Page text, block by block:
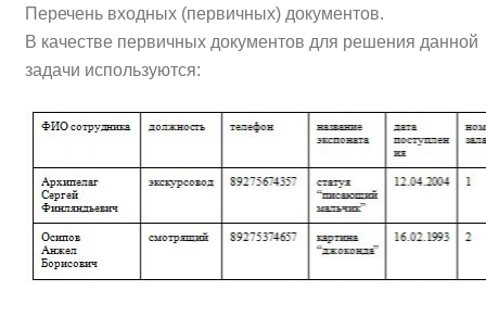
Перечень входных (первичных) документов.
В качестве первичных документов для решения данной
задачи используются: